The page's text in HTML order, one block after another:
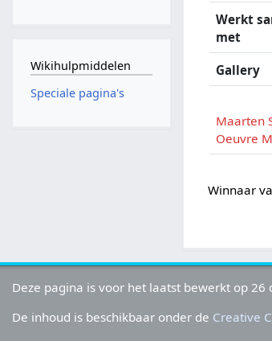
Werkt
met
Gallery
Maarten
Oeuvre
Winnaar
Wikihulpmiddelen
Speciale pagina's
Deze pagina is voor het laatst bewerkt op 26
De inhoud is beschikbaar onder de Creative